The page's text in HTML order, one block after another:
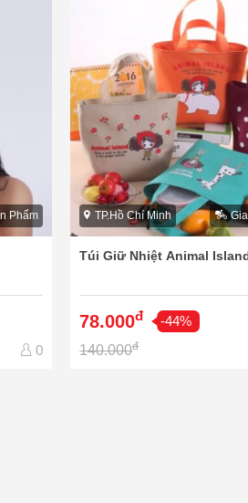
Phẩm
0
TP.Hồ Chí Minh
Túi Giữ Nhiệt Animal
78.000đ
-44%
140.000đ